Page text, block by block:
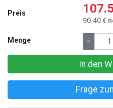
Preis
90.40 €
Menge –
In den
Frage